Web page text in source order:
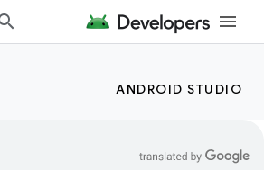
ANDROID STUDIO